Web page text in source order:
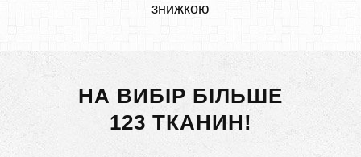
знижкою
НА ВИБІР БІЛЬШЕ
123 ТКАНИН!